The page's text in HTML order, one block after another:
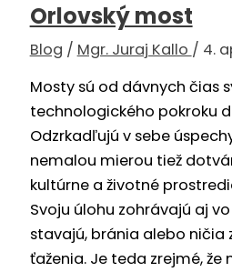
Orlovský most
Blog / Mgr. Juraj Kallo / 4.
Mosty sú od dávnych čias
technologického pokroku
Odzrkadľujú v sebe
nemalou mierou tiež
kultúrne a životné
Svoju úlohu zohrávajú aj
stavajú, bránia alebo ničia
ťaženia. Je teda zrejmé, že